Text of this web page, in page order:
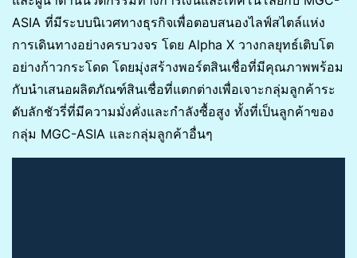
ASIA ที่มีระบบนิเวศทางธุรกิจเพื่อตอบสนองไลฟ์สไตล์แห่ง
การเดินทางอย่างครบวงจร โดย Alpha X วางกลยุทธ์เติบโต
อย่างก้าวกระโดด โดยมุ่งสร้างพอร์ตสินเชื่อที่มีคุณภาพพร้อม
กับนำเสนอผลิตภัณฑ์สินเชื่อที่แตกต่างเพื่อเจาะกลุ่มลูกค้าระ
ดับลักชัวรี่ที่มีความมั่งคั่งและกำลังซื้อสูง ทั้งที่เป็นลูกค้าของ
กลุ่ม MGC-ASIA และกลุ่มลูกค้าอื่นๆ